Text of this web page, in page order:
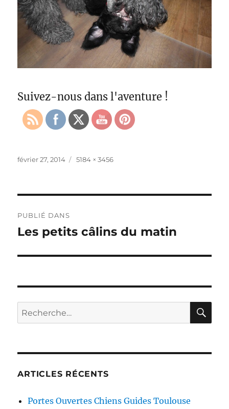
Suivez-nous dans l'aventure !
Publié
février 27, 2014
Taille
5184 × 3456
de
PUBLIÉ DANS
Les petits câlins du matin
Recherche
pour :
ARTICLES RÉCENTS
Portes Ouvertes Chiens Guides Toulouse